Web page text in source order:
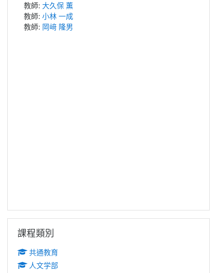
教師: 大久保 薫
教師: 小林 一成
教師: 岡﨑 隆男
課程類別
共通教育
人文学部